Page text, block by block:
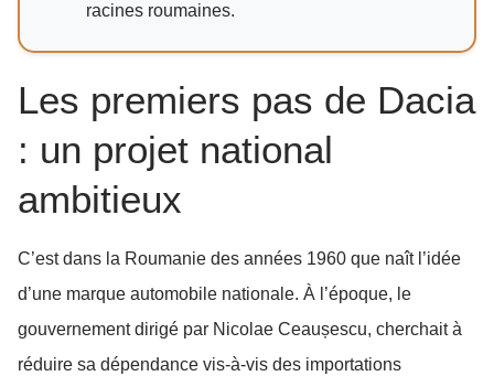
racines roumaines.
Les premiers pas de Dacia
: un projet national
ambitieux
C’est dans la Roumanie des années 1960 que naît l’idée
d’une marque automobile nationale. À l’époque, le
gouvernement dirigé par Nicolae Ceaușescu, cherchait à
réduire sa dépendance vis-à-vis des importations